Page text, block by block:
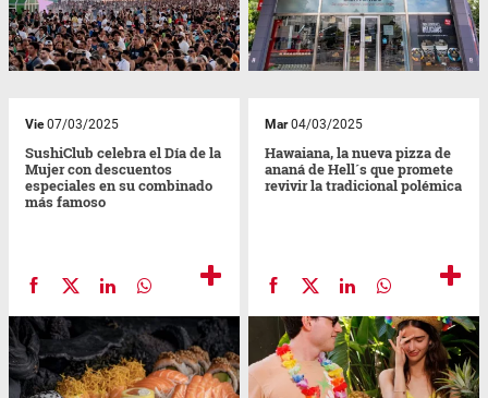
Vie07/03/2025
SushiClub celebra el Día de la
Mujer con descuentos
especiales en su combinado
más famoso
Mar04/03/2025
Hawaiana, la nueva pizza de
ananá de Hell´s que promete
revivir la tradicional polémica